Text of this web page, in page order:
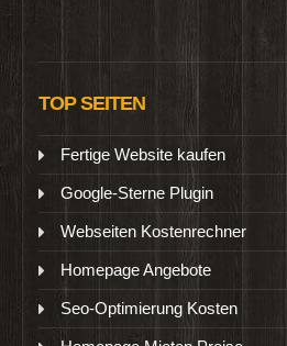
TOP SEITEN
Fertige Website kaufen
Google-Sterne Plugin
Webseiten Kostenrechner
Homepage Angebote
Seo-Optimierung Kosten